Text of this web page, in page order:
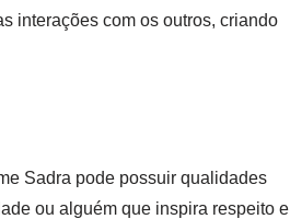
interações com os outros, criando
Sadra pode possuir qualidades
ou alguém que inspira respeito e